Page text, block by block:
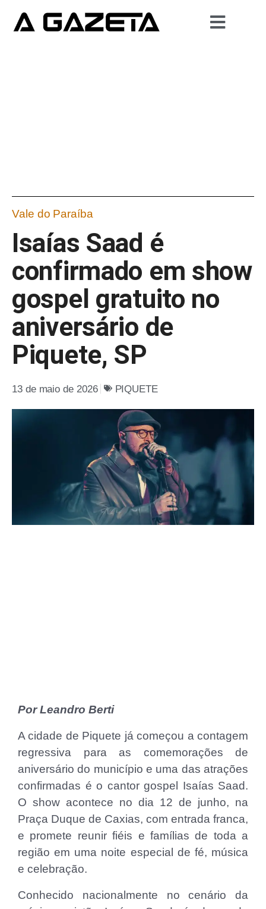
Vale do Paraíba
Isaías Saad é
confirmado em show
gospel gratuito no
aniversário de
Piquete, SP
13 de maio de 2026 PIQUETE
Por Leandro Berti
A cidade de Piquete já começou a contagem
regressiva para as comemorações de
aniversário do município e uma das atrações
confirmadas é o cantor gospel Isaías Saad.
O show acontece no dia 12 de junho, na
Praça Duque de Caxias, com entrada franca,
e promete reunir fiéis e famílias de toda a
região em uma noite especial de fé, música
e celebração.
Conhecido nacionalmente no cenário da